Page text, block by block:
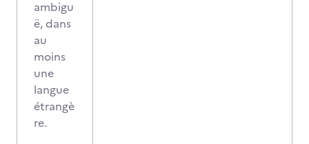
ambigu
ë, dans
au
moins
une
langue
étrangè
re.